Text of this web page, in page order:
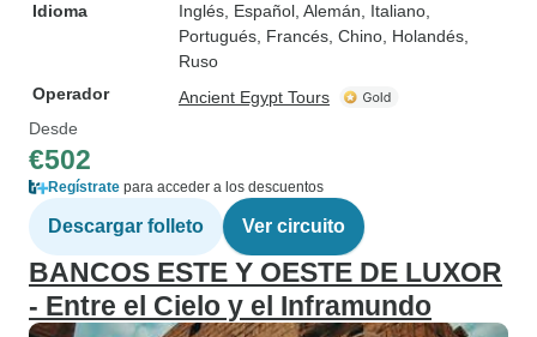
Idioma
Inglés, Español, Alemán, Italiano,
Portugués, Francés, Chino, Holandés,
Ruso
Operador
Ancient Egypt Tours
Desde
€502
Regístrate para acceder a los descuentos
Descargar folleto Ver circuito
BANCOS ESTE Y OESTE DE LUXOR
- Entre el Cielo y el Inframundo